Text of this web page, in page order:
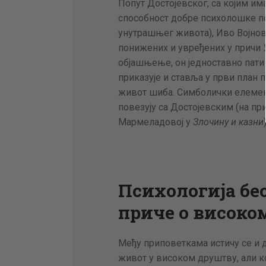
Попут Достојевског, са којим
способност добре психолошке
унутрашњег живота), Иво
понижених и увређених у причи
објашњење, он једноставно
приказује и ставља у први план
живот шиба. Симболички
повезују са Достојевским (на
Мармеладовој у Злочину и казни
Психологија
приче о
Међу приповеткама истичу се и
живот у високом друштву, али